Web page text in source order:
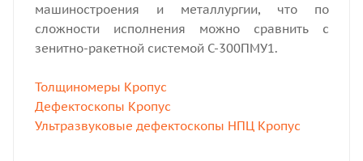
машиностроения и металлургии, что по
сложности исполнения можно сравнить с
зенитно-ракетной системой С-300ПМУ1.
Толщиномеры Кропус
Дефектоскопы Кропус
Ультразвуковые дефектоскопы НПЦ Кропус